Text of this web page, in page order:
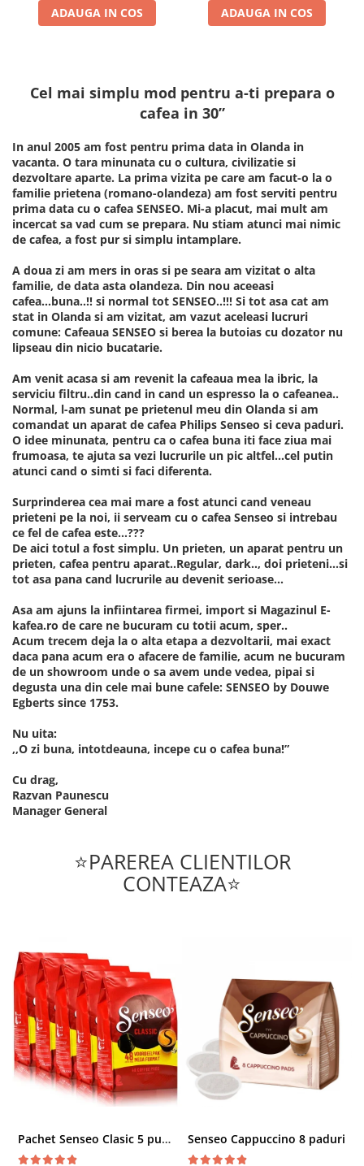
ADAUGA IN COS ADAUGA IN COS
Cel mai simplu mod pentru a-ti prepara o
cafea in 30”
In anul 2005 am fost pentru prima data in Olanda in
vacanta. O tara minunata cu o cultura, civilizatie si
dezvoltare aparte. La prima vizita pe care am facut-o la o
familie prietena (romano-olandeza) am fost serviti pentru
prima data cu o cafea SENSEO. Mi-a placut, mai mult am
incercat sa vad cum se prepara. Nu stiam atunci mai nimic
de cafea, a fost pur si simplu intamplare.
A doua zi am mers in oras si pe seara am vizitat o alta
familie, de data asta olandeza. Din nou aceeasi
cafea...buna..!! si normal tot SENSEO..!!! Si tot asa cat am
stat in Olanda si am vizitat, am vazut aceleasi lucruri
comune: Cafeaua SENSEO si berea la butoias cu dozator nu
lipseau din nicio bucatarie.
Am venit acasa si am revenit la cafeaua mea la ibric, la
serviciu filtru..din cand in cand un espresso la o cafeanea..
Normal, l-am sunat pe prietenul meu din Olanda si am
comandat un aparat de cafea Philips Senseo si ceva paduri.
O idee minunata, pentru ca o cafea buna iti face ziua mai
frumoasa, te ajuta sa vezi lucrurile un pic altfel...cel putin
atunci cand o simti si faci diferenta.
Surprinderea cea mai mare a fost atunci cand veneau
prieteni pe la noi, ii serveam cu o cafea Senseo si intrebau
ce fel de cafea este...???
De aici totul a fost simplu. Un prieten, un aparat pentru un
prieten, cafea pentru aparat..Regular, dark.., doi prieteni...si
tot asa pana cand lucrurile au devenit serioase...
Asa am ajuns la infiintarea firmei, import si Magazinul E-
kafea.ro de care ne bucuram cu totii acum, sper..
Acum trecem deja la o alta etapa a dezvoltarii, mai exact
daca pana acum era o afacere de familie, acum ne bucuram
de un showroom unde o sa avem unde vedea, pipai si
degusta una din cele mai bune cafele: SENSEO by Douwe
Egberts since 1753.
Nu uita:
,,O zi buna, intotdeauna, incepe cu o cafea buna!”
Cu drag,
Razvan Paunescu
Manager General
⭐PAREREA CLIENTILOR
CONTEAZA⭐
Pachet Senseo Clasic 5 pungi x 48 paduri Senseo Cappuccino 8 paduri